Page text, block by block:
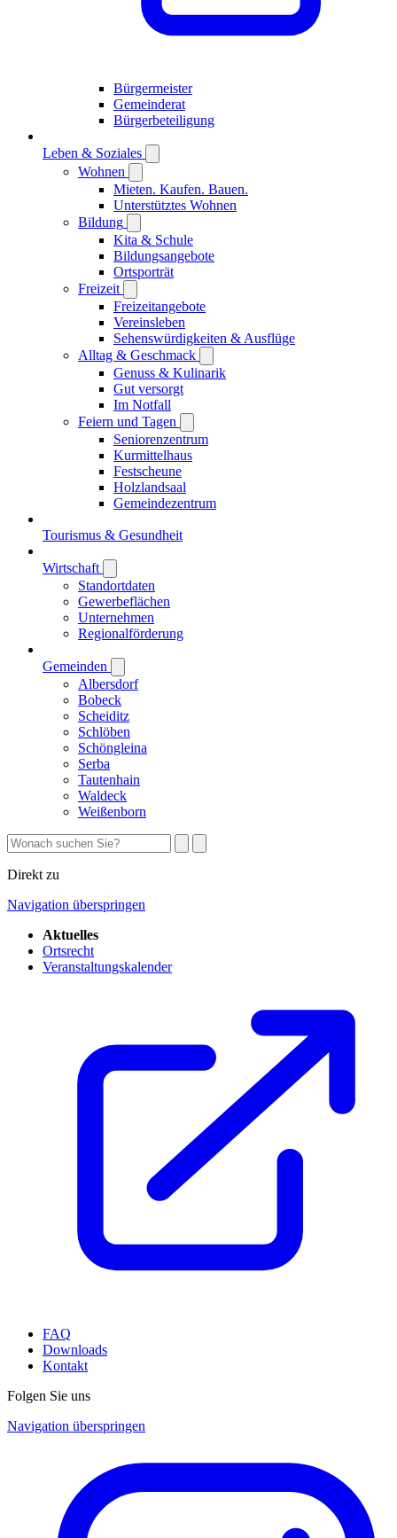
Bürgermeister
Gemeinderat
Bürgerbeteiligung
Leben & Soziales
Wohnen
Mieten. Kaufen. Bauen.
Unterstütztes Wohnen
Bildung
Kita & Schule
Bildungsangebote
Ortsporträt
Freizeit
Freizeitangebote
Vereinsleben
Sehenswürdigkeiten & Ausflüge
Alltag & Geschmack
Genuss & Kulinarik
Gut versorgt
Im Notfall
Feiern und Tagen
Seniorenzentrum
Kurmittelhaus
Festscheune
Holzlandsaal
Gemeindezentrum
Tourismus & Gesundheit
Wirtschaft
Standortdaten
Gewerbeflächen
Unternehmen
Regionalförderung
Gemeinden
Albersdorf
Bobeck
Scheiditz
Schlöben
Schöngleina
Serba
Tautenhain
Waldeck
Weißenborn
Direkt zu
Navigation überspringen
Aktuelles
Ortsrecht
Veranstaltungskalender
FAQ
Downloads
Kontakt
Folgen Sie uns
Navigation überspringen